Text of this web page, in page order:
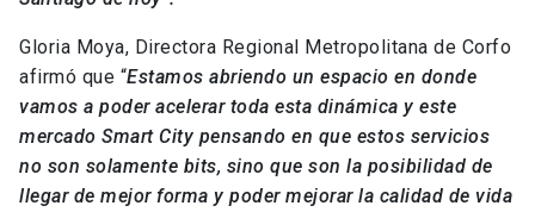
Gloria Moya, Directora Regional Metropolitana de Corfo
afirmó que “Estamos abriendo un espacio en donde
vamos a poder acelerar toda esta dinámica y este
mercado Smart City pensando en que estos servicios
no son solamente bits, sino que son la posibilidad de
llegar de mejor forma y poder mejorar la calidad de vida